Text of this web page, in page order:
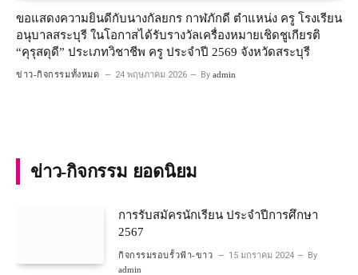
ขอแสดงความยินดีกับนางกัลยกร กาฬภักดี ตำแหน่ง ครู โรงเรียน
อนุบาลสระบุรี ในโอกาสได้รับรางวัลเครื่องหมายเชิดชูเกียรติ
“คุรุสดุดี” ประเภทวิชาชีพ ครู ประจำปี 2569 จังหวัดสระบุรี
ข่าว-กิจกรรมทั้งหมด 24 พฤษภาคม 2026 By admin
ข่าว-กิจกรรม ยอดนิยม
การรับสมัครนักเรียน ประจำปีการศึกษา
2567
กิจกรรมรอบรั้วฟ้า-ขาว 15 มกราคม 2024 By
admin